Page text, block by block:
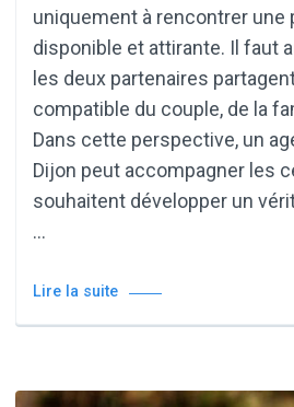
uniquement à rencontrer une
disponible et attirante. Il faut
les deux partenaires
compatible du couple, de la
Dans cette perspective, un
Dijon peut accompagner les
souhaitent développer un
…
Lire la suite